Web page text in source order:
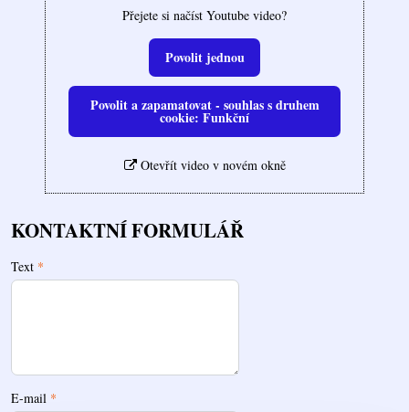
Přejete si načíst Youtube video?
Povolit jednou
Povolit a zapamatovat - souhlas s druhem
cookie: Funkční
Otevřít video v novém okně
KONTAKTNÍ FORMULÁŘ
Text *
E-mail *